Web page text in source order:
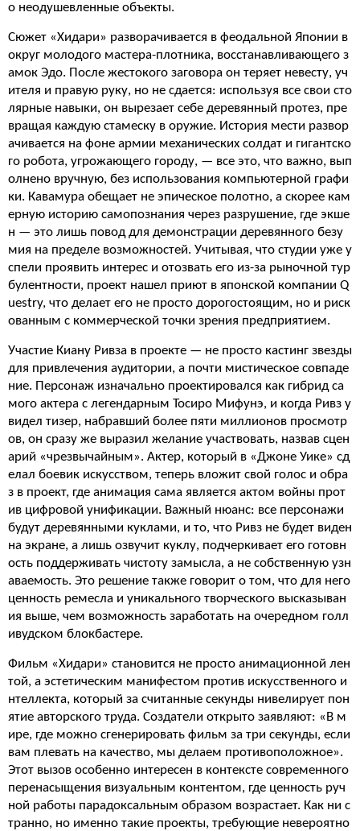
о неодушевленные объекты.
Сюжет «Хидари» разворачивается в феодальной Японии в
округ молодого мастера-плотника, восстанавливающего з
амок Эдо. После жестокого заговора он теряет невесту, уч
ителя и правую руку, но не сдается: используя все свои сто
лярные навыки, он вырезает себе деревянный протез, пре
вращая каждую стамеску в оружие. История мести развор
ачивается на фоне армии механических солдат и гигантско
го робота, угрожающего городу, — все это, что важно, вып
олнено вручную, без использования компьютерной графи
ки. Кавамура обещает не эпическое полотно, а скорее кам
ерную историю самопознания через разрушение, где экше
н — это лишь повод для демонстрации деревянного безу
мия на пределе возможностей. Учитывая, что студии уже у
спели проявить интерес и отозвать его из-за рыночной тур
булентности, проект нашел приют в японской компании Q
uestry, что делает его не просто дорогостоящим, но и риск
ованным с коммерческой точки зрения предприятием.
Участие Киану Ривза в проекте — не просто кастинг звезды
для привлечения аудитории, а почти мистическое совпаде
ние. Персонаж изначально проектировался как гибрид са
мого актера с легендарным Тосиро Мифунэ, и когда Ривз у
видел тизер, набравший более пяти миллионов просмотр
ов, он сразу же выразил желание участвовать, назвав сцен
арий «чрезвычайным». Актер, который в «Джоне Уике» сд
елал боевик искусством, теперь вложит свой голос и обра
з в проект, где анимация сама является актом войны прот
ив цифровой унификации. Важный нюанс: все персонажи
будут деревянными куклами, и то, что Ривз не будет виден
на экране, а лишь озвучит куклу, подчеркивает его готовн
ость поддерживать чистоту замысла, а не собственную узн
аваемость. Это решение также говорит о том, что для него
ценность ремесла и уникального творческого высказыван
ия выше, чем возможность заработать на очередном голл
ивудском блокбастере.
Фильм «Хидари» становится не просто анимационной лен
той, а эстетическим манифестом против искусственного и
нтеллекта, который за считанные секунды нивелирует пон
ятие авторского труда. Создатели открыто заявляют: «В м
ире, где можно сгенерировать фильм за три секунды, если
вам плевать на качество, мы делаем противоположное».
Этот вызов особенно интересен в контексте современного
перенасыщения визуальным контентом, где ценность руч
ной работы парадоксальным образом возрастает. Как ни с
транно, но именно такие проекты, требующие невероятно